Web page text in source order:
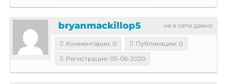
не в сети давно
bryanmackillop5
Комментарии: 0
Публикации: 0
Регистрация: 05-06-2020